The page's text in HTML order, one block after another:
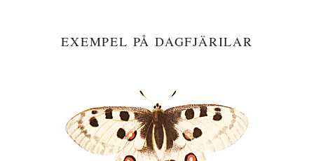
EXEMPEL PÅ DAGFJÄRILAR